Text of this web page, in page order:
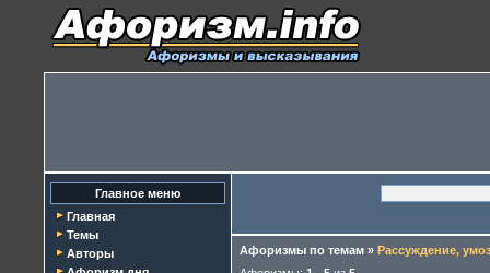
Главное меню
Главная
Темы
Авторы
Афоризмы по темам » Рассуждение,